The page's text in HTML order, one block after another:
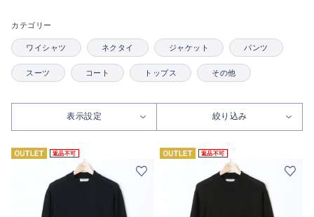
カテゴリー
ワイシャツ ネクタイ ジャケット パンツ
スーツ コート トップス その他
表示設定 絞り込み
返品不可 返品不可